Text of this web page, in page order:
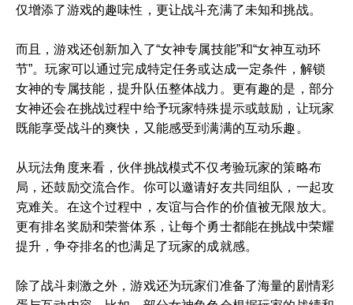
仅增添了游戏的趣味性，更让战斗充满了未知和挑战。
而且，游戏还创新加入了“女神专属技能”和“女神互动环
节”。玩家可以通过完成特定任务或达成一定条件，解锁
女神的专属技能，提升队伍整体战力。更有趣的是，部分
女神还会在挑战过程中给予玩家特殊提示或鼓励，让玩家
既能享受战斗的爽快，又能感受到满满的互动乐趣。
从玩法角度来看，伙伴挑战模式不仅考验玩家的策略布
局，还鼓励交流合作。你可以邀请好友共同组队，一起攻
克难关。在这个过程中，友谊与合作的价值被无限放大。
更有排名奖励和荣誉体系，让每个勇士都能在挑战中荣耀
提升，争夺排名的也满足了玩家的成就感。
除了战斗刺激之外，游戏还为玩家们准备了海量的剧情彩